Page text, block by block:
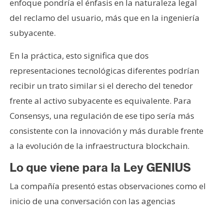
enfoque pondría el énfasis en la naturaleza legal
del reclamo del usuario, más que en la ingeniería
subyacente.
En la práctica, esto significa que dos
representaciones tecnológicas diferentes podrían
recibir un trato similar si el derecho del tenedor
frente al activo subyacente es equivalente. Para
Consensys, una regulación de ese tipo sería más
consistente con la innovación y más durable frente
a la evolución de la infraestructura blockchain.
Lo que viene para la Ley GENIUS
La compañía presentó estas observaciones como el
inicio de una conversación con las agencias